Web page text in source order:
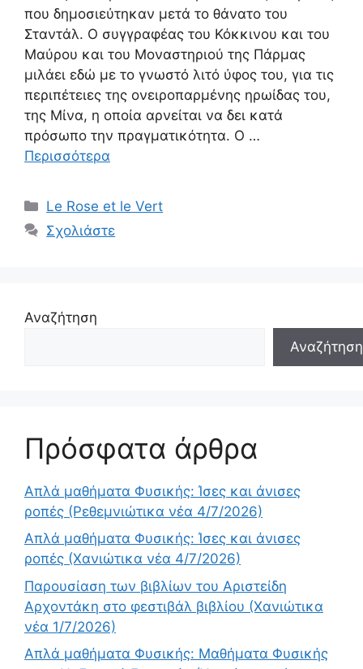
που δημοσιεύτηκαν μετά το θάνατο του
Σταντάλ. Ο συγγραφέας του Κόκκινου και του
Μαύρου και του Μοναστηριού της Πάρμας
μιλάει εδώ με το γνωστό λιτό ύφος του, για τις
περιπέτειες της ονειροπαρμένης ηρωίδας του,
της Μίνα, η οποία αρνείται να δει κατά
πρόσωπο την πραγματικότητα. Ο …
Περισσότερα
Κατηγορίες
Le Rose et le Vert
Σχολιάστε
Αναζήτηση
Αναζήτηση
Πρόσφατα άρθρα
Απλά μαθήματα Φυσικής: Ίσες και άνισες
ροπές (Ρεθεμνιώτικα νέα 4/7/2026)
Απλά μαθήματα Φυσικής: Ίσες και άνισες
ροπές (Χανιώτικα νέα 4/7/2026)
Παρουσίαση των βιβλίων του Αριστείδη
Αρχοντάκη στο φεστιβάλ βιβλίου (Χανιώτικα
νέα 1/7/2026)
Απλά μαθήματα Φυσικής: Μαθήματα Φυσικής